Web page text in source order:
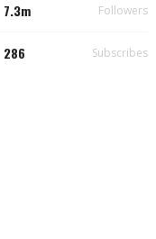
7.3m Followers
286 Subscribes